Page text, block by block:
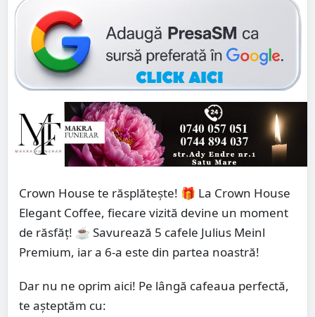
Crown House te răsplătește! 🎁 La Crown House
Elegant Coffee, fiecare vizită devine un moment
de răsfăț! ☕ Savurează 5 cafele Julius Meinl
Premium, iar a 6-a este din partea noastră!
Dar nu ne oprim aici! Pe lângă cafeaua perfectă,
te așteptăm cu: